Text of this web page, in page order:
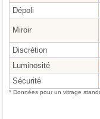
Dépoli
Miroir
Discrétion
Luminosité
Sécurité
* Données pour un vitrage